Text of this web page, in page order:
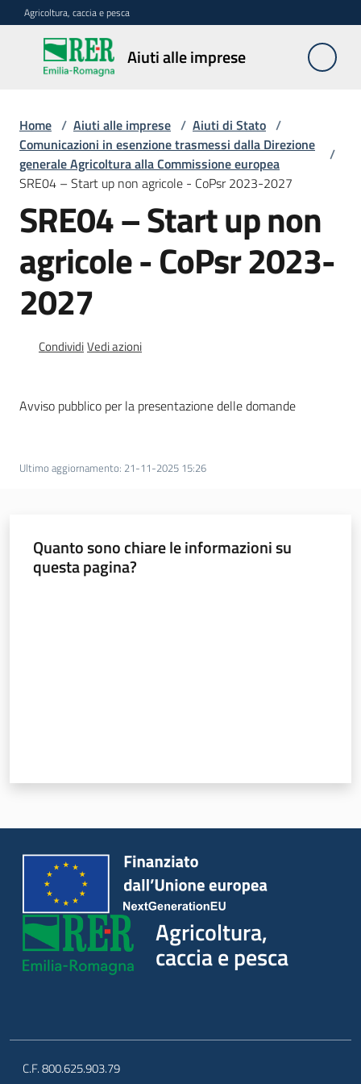
Vai al contenuto
Vai alla navigazione
Vai al footer
Agricoltura, caccia e pesca
Aiuti alle imprese
Aiuti
alle
Impresa
agricola
Meccanizzazione
e
lavoro
Avversità
calamità
Credito
Aiuti
Stato
Agricoltura,
pesca
Argomenti
Novità
Home / Aiuti alle imprese / Aiuti di Stato /
Comunicazioni in esenzione trasmessi dalla Direzione
generale Agricoltura alla Commissione europea
/
SRE04 – Start up non agricole - CoPsr 2023-2027
SRE04 – Start up non
agricole - CoPsr 2023-
2027
CondividiVedi azioni
Avviso pubblico per la presentazione delle domande
Ultimo aggiornamento: 21-11-2025 15:26
Quanto sono chiare le informazioni su
questa pagina?
Agricoltura,
caccia e pesca
C.F. 800.625.903.79